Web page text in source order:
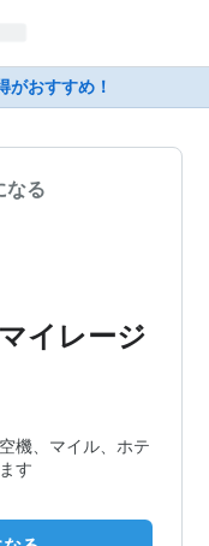
がおすすめ！
なる
イレージ
機、マイル、ホテ
す